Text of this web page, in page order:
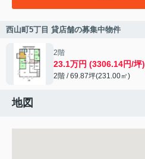
西山町5丁目 貸店舗の募集中物件
2階
23.1万円 (3306.14円/坪)
2階 / 69.87坪(231.00㎡)
地図